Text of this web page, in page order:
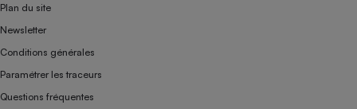
Plan du site
Newsletter
Conditions générales
Paramétrer les traceurs
Questions fréquentes